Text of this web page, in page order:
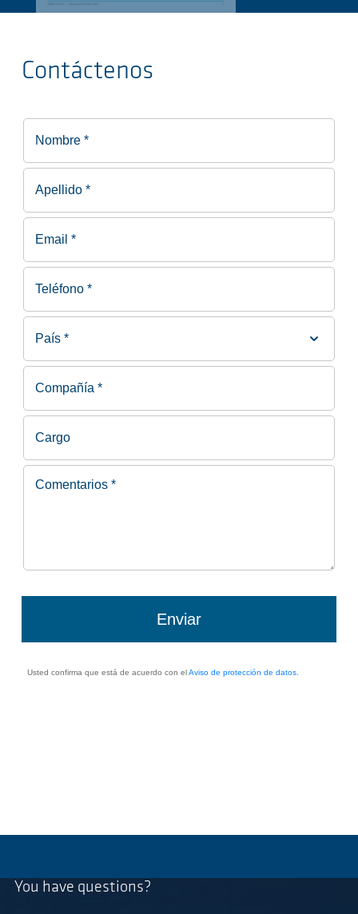
Contáctenos
You have questions?